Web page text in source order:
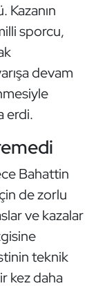
sporcu,
devam
erdi.
Bahattin
de zorlu
ve kazalar
teknik
kez daha